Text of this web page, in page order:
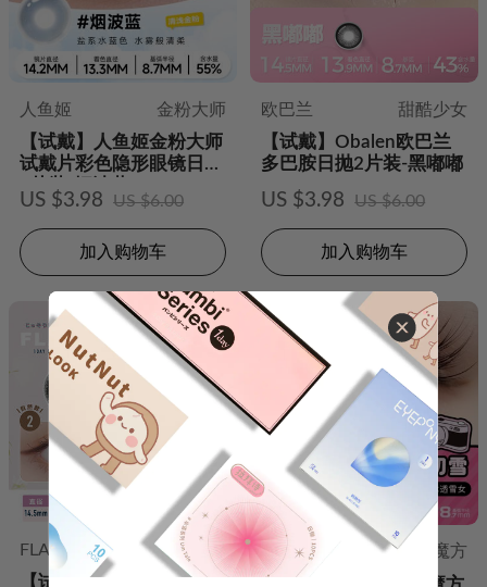
人鱼姬
金粉大师
【试戴】人鱼姬金粉大师
试戴片彩色隐形眼镜日抛
2片装-烟波蓝
US $3.98 US $6.00
加入购物车
欧巴兰
甜酷少女
【试戴】Obalen欧巴兰
多巴胺日抛2片装-黑嘟嘟
US $3.98 US $6.00
加入购物车
FLANMY
T-Garden
【试戴】FLANMY水凝胶
Lapeche拉拜诗
告白魔方